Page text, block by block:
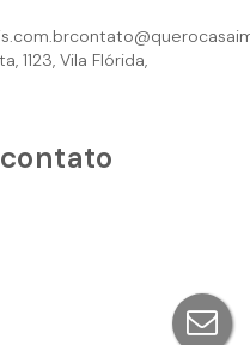
, 1123, Vila Flórida,